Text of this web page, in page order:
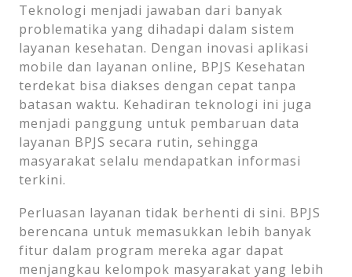
Teknologi menjadi jawaban dari banyak
problematika yang dihadapi dalam sistem
layanan kesehatan. Dengan inovasi aplikasi
mobile dan layanan online, BPJS Kesehatan
terdekat bisa diakses dengan cepat tanpa
batasan waktu. Kehadiran teknologi ini juga
menjadi panggung untuk pembaruan data
layanan BPJS secara rutin, sehingga
masyarakat selalu mendapatkan informasi
terkini.
Perluasan layanan tidak berhenti di sini. BPJS
berencana untuk memasukkan lebih banyak
fitur dalam program mereka agar dapat
menjangkau kelompok masyarakat yang lebih